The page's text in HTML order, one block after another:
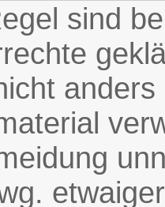
sind